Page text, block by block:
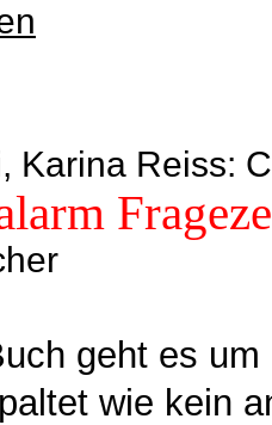
Karina Reiss:
geht es
wie kein